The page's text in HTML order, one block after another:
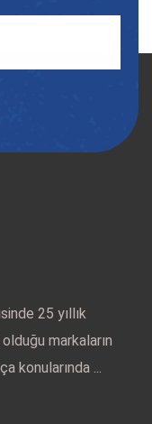
25 yıllık
markaların
konularında ...